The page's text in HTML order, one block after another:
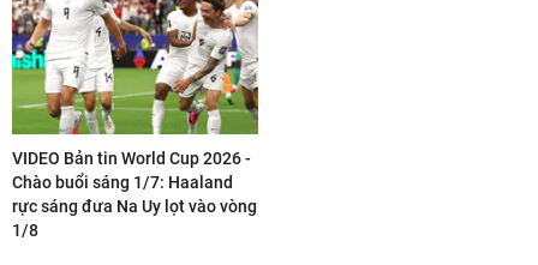
VIDEO Bản tin World Cup 2026 -
Chào buổi sáng 1/7: Haaland
rực sáng đưa Na Uy lọt vào vòng
1/8